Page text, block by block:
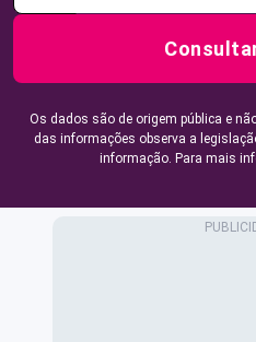
Os dados são de origem pública e
das informações observa a
informação. Para mais